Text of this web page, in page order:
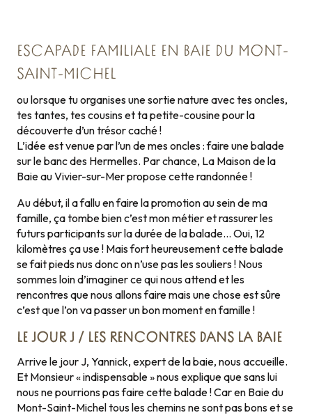
ESCAPADE FAMILIALE EN BAIE DU MONT-
SAINT-MICHEL
ou lorsque tu organises une sortie nature avec tes oncles,
tes tantes, tes cousins et ta petite-cousine pour la
découverte d’un trésor caché !
L’idée est venue par l’un de mes oncles : faire une balade
sur le banc des Hermelles. Par chance, La Maison de la
Baie au Vivier-sur-Mer propose cette randonnée !
Au début, il a fallu en faire la promotion au sein de ma
famille, ça tombe bien c’est mon métier et rassurer les
futurs participants sur la durée de la balade… Oui, 12
kilomètres ça use ! Mais fort heureusement cette balade
se fait pieds nus donc on n’use pas les souliers ! Nous
sommes loin d’imaginer ce qui nous attend et les
rencontres que nous allons faire mais une chose est sûre
c’est que l’on va passer un bon moment en famille !
LE JOUR J / LES RENCONTRES DANS LA BAIE
Arrive le jour J, Yannick, expert de la baie, nous accueille.
Et Monsieur « indispensable » nous explique que sans lui
nous ne pourrions pas faire cette balade ! Car en Baie du
Mont-Saint-Michel tous les chemins ne sont pas bons et se